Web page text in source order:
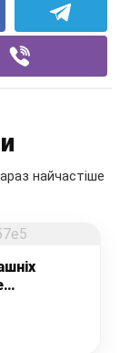
найчастіше
і легко